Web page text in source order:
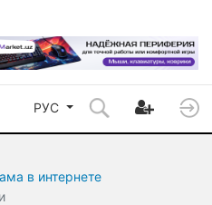
РУС
в интернете